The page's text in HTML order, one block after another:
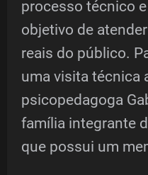
processo técnico
objetivo de
reais do público.
uma visita técnica
psicopedagoga
família integrante
que possui um